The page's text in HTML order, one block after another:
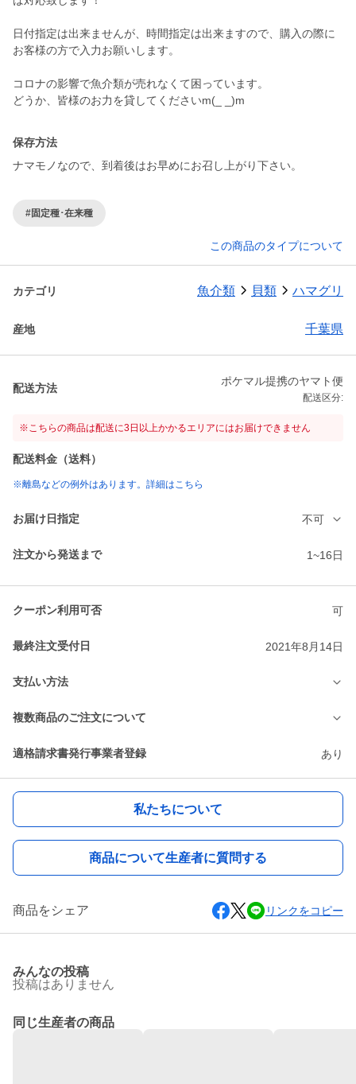
日付指定は出来ませんが、時間指定は出来ますので、購入の際に
お客様の方で入力お願いします。
コロナの影響で魚介類が売れなくて困っています。
どうか、皆様のお力を貸してくださいm(_ _)m
保存方法
ナマモノなので、到着後はお早めにお召し上がり下さい。
#固定種･在来種
この商品のタイプについて
カテゴリ 魚介類 貝類 ハマグリ
産地 千葉県
配送方法
ポケマル提携のヤマト便
配送区分:
※こちらの商品は配送に3日以上かかるエリアにはお届けできません
配送料金（送料）
※離島などの例外はあります。詳細はこちら
お届け日指定 不可
注文から発送まで 1~16日
クーポン利用可否 可
最終注文受付日 2021年8月14日
支払い方法
複数商品のご注文について
適格請求書発行事業者登録 あり
私たちについて
商品について生産者に質問する
商品をシェア リンクをコピー
みんなの投稿
投稿はありません
同じ生産者の商品